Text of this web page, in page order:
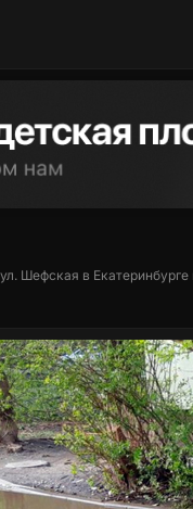
Шефская в Екатеринбурге